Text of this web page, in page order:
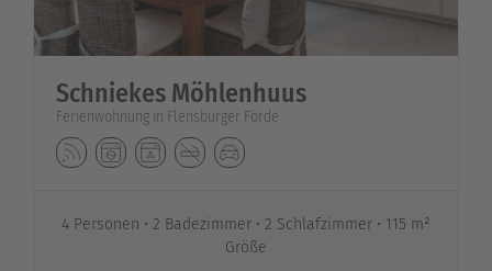
Schniekes Möhlenhuus
Ferienwohnung in Flensburger Förde
4 Personen 2 Badezimmer 2 Schlafzimmer
115 m²
Größe